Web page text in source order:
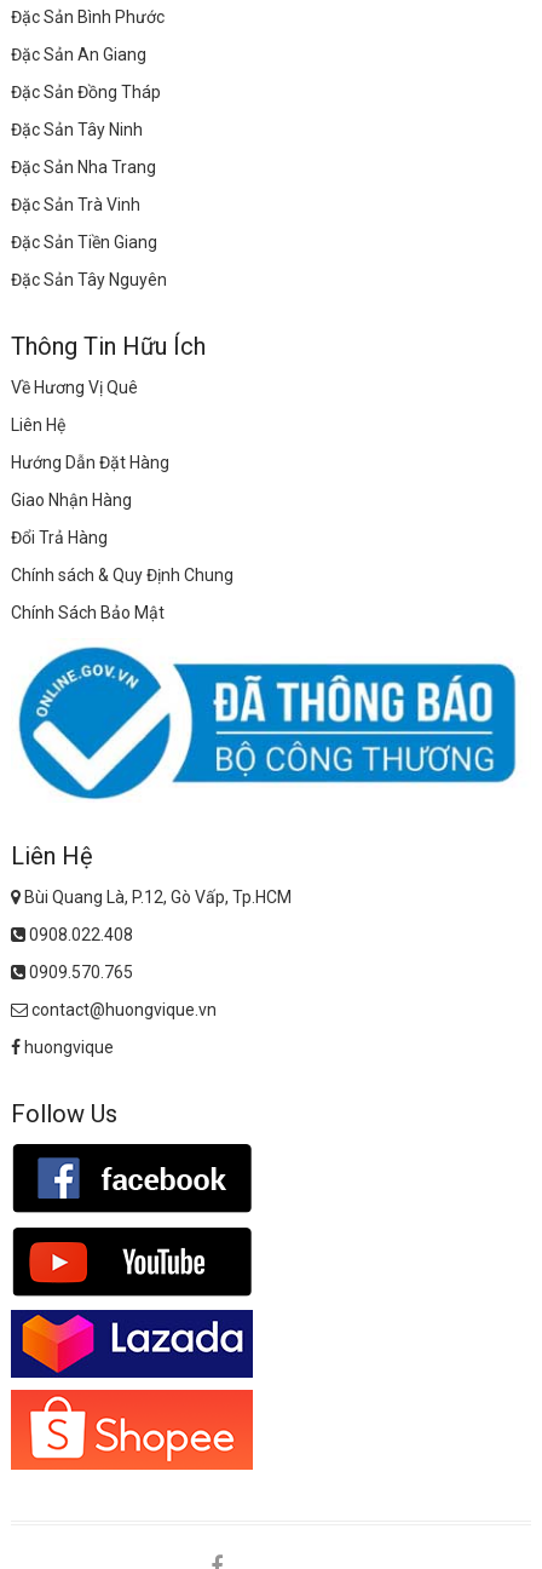
Đặc Sản Bình Phước
Đặc Sản An Giang
Đặc Sản Đồng Tháp
Đặc Sản Tây Ninh
Đặc Sản Nha Trang
Đặc Sản Trà Vinh
Đặc Sản Tiền Giang
Đặc Sản Tây Nguyên
Thông Tin Hữu Ích
Về Hương Vị Quê
Liên Hệ
Hướng Dẫn Đặt Hàng
Giao Nhận Hàng
Đổi Trả Hàng
Chính sách & Quy Định Chung
Chính Sách Bảo Mật
Liên Hệ
Bùi Quang Là, P.12, Gò Vấp, Tp.HCM
0908.022.408
0909.570.765
contact@huongvique.vn
huongvique
Follow Us